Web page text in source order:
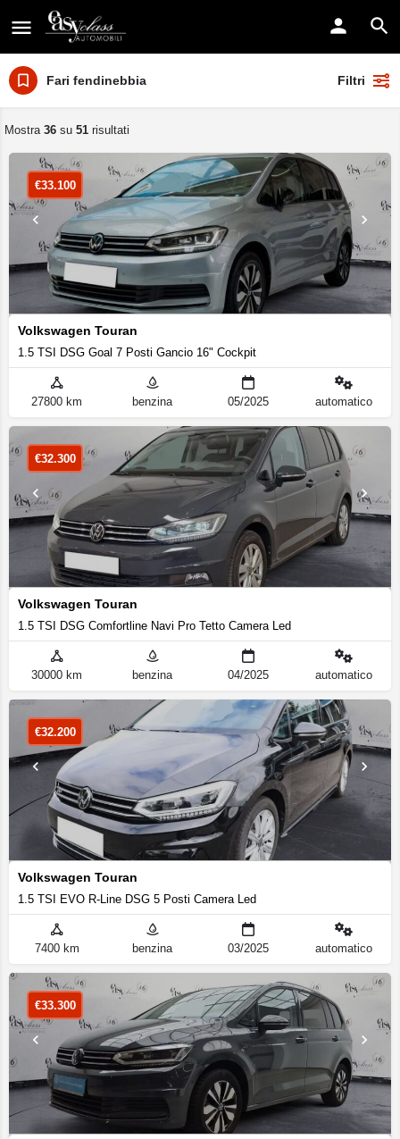
Fari fendinebbia Filtri
Mostra 36 su 51 risultati
Volkswagen Touran
1.5 TSI DSG Goal 7 Posti Gancio 16" Cockpit
€33.100
27800 km benzina 05/2025 automatico
Volkswagen Touran
1.5 TSI DSG Comfortline Navi Pro Tetto Camera Led
€32.300
30000 km benzina 04/2025 automatico
Volkswagen Touran
1.5 TSI EVO R-Line DSG 5 Posti Camera Led
€32.200
7400 km benzina 03/2025 automatico
€33.300